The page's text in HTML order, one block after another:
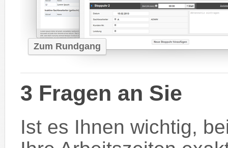
Zum Rundgang
3 Fragen an Sie
Ist es Ihnen wichtig,